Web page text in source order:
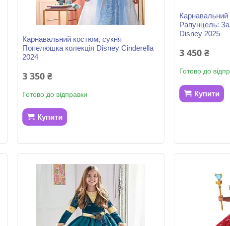
Карнавальний костюм, сукня
Попелюшка колекція Disney Cinderella
2024
3 350 ₴
Готово до відправки
Купити
Рапунцель:
Disney 2025
3 450 ₴
Готово до
Купити